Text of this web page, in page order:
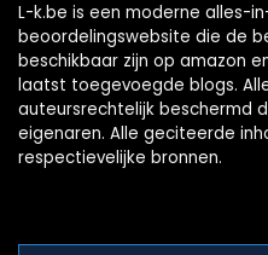
L-k.be is een moderne alles-
beoordelingswebsite die de
beschikbaar zijn op amazon
laatst toegevoegde blogs.
auteursrechtelijk beschermd
eigenaren. Alle geciteerde
respectievelijke bronnen.